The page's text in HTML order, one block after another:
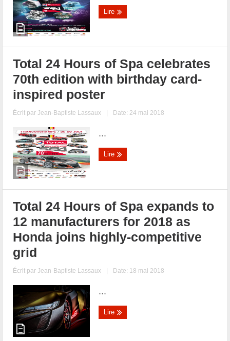
Lire
Total 24 Hours of Spa celebrates
70th edition with birthday card-
inspired poster
Écrit parJean-Baptiste Lassaux | Date: 24 mai 2018
...
Lire
Total 24 Hours of Spa expands to
12 manufacturers for 2018 as
Honda joins highly-competitive
grid
Écrit parJean-Baptiste Lassaux | Date: 18 mai 2018
...
Lire